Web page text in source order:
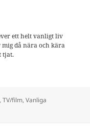
ett helt vanligt liv
mig då nära och kära
tjat.
,TV/film,Vanliga